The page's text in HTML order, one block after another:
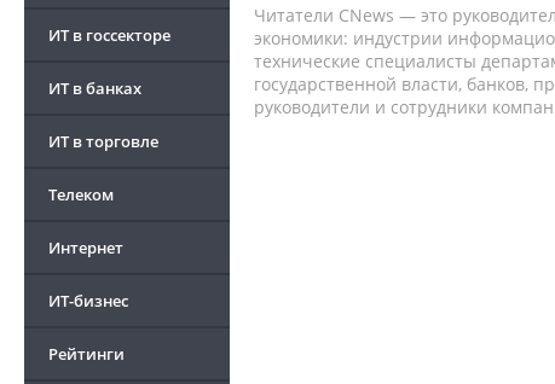
ИТ в госсекторе
ИТ в банках
ИТ в торговле
Телеком
Интернет
ИТ-бизнес
Рейтинги
Читатели CNews — это
экономики: индустрии
технические специалисты
государственной власти, банков,
руководители и сотрудники